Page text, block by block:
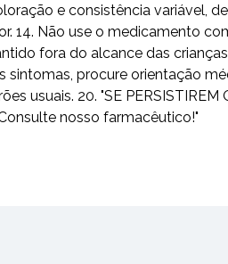
e consistência variável,
14. Não use o medicamento
fora do alcance das
procure orientação
20. "SE PERSISTIREM
nosso farmacêutico!"